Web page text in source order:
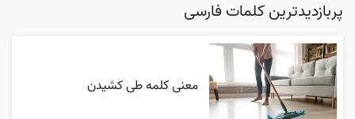
پربازدیدترین کلمات فارسی
معنی کلمه طی کشیدن